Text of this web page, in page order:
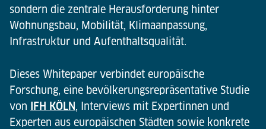
sondern die zentrale Herausforderung hinter
Wohnungsbau, Mobilität, Klimaanpassung,
Infrastruktur und Aufenthaltsqualität.
Dieses Whitepaper verbindet europäische
Forschung, eine bevölkerungsrepräsentative Studie
von
IFH KÖLN, Interviews mit Expertinnen und
Experten aus europäischen Städten sowie konkrete